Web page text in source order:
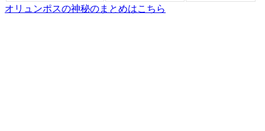
オリュンポスの神秘のまとめはこちら